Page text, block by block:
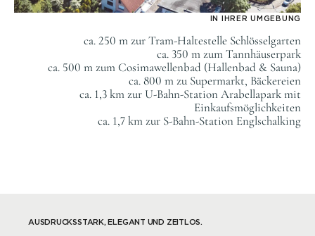
IN IHRER UMGEBUNG
ca. 250 m zur Tram-Haltestelle Schlösselgarten
ca. 350 m zum Tannhäuserpark
ca. 500 m zum Cosimawellenbad (Hallenbad & Sauna)
ca. 800 m zu Supermarkt, Bäckereien
ca. 1,3 km zur U-Bahn-Station Arabellapark mit
Einkaufsmöglichkeiten
ca. 1,7 km zur S-Bahn-Station Englschalking
AUSDRUCKSSTARK, ELEGANT UND ZEITLOS.